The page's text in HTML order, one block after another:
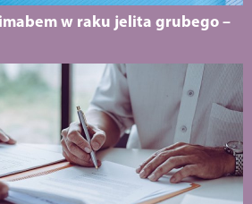
w raku jelita grubego –